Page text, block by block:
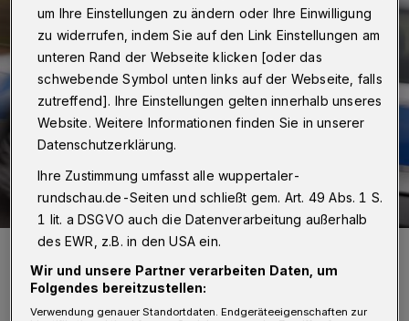
Symbolfoto.
Foto: Polizei
um Ihre Einstellungen zu ändern oder Ihre Einwilligung
zu widerrufen, indem Sie auf den Link Einstellungen am
unteren Rand der Webseite klicken [oder das
schwebende Symbol unten links auf der Webseite, falls
zutreffend]. Ihre Einstellungen gelten innerhalb unseres
Website. Weitere Informationen finden Sie in unserer
Datenschutzerklärung.
Ihre Zustimmung umfasst alle wuppertaler-
rundschau.de-Seiten und schließt gem. Art. 49 Abs. 1 S.
1 lit. a DSGVO auch die Datenverarbeitung außerhalb
des EWR, z.B. in den USA ein.
Wir und unsere Partner verarbeiten Daten, um
Folgendes bereitzustellen:
Verwendung genauer Standortdaten. Endgeräteeigenschaften zur